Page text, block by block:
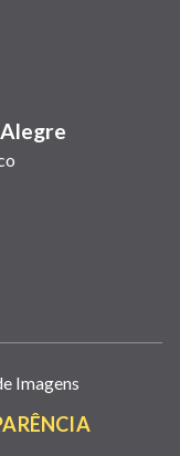
Imagens
(LINK